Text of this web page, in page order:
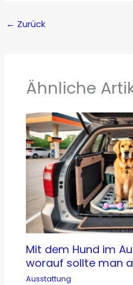
← Zurück
Ähnliche
Mit dem Hund im
worauf sollte man
Ausstattung